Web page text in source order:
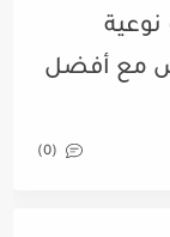
مع أفضل
(0)